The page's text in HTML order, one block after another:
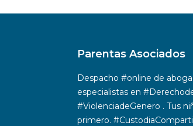
Parentas Asociados
Despacho #online de
especialistas en
#ViolenciadeGenero . Tus
primero.